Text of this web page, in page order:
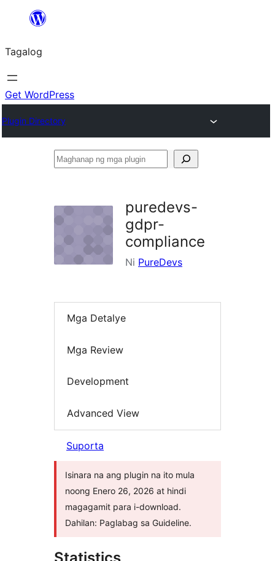
Lumaktaw
sa
content
Tagalog
Get WordPress
Plugin Directory
Maghanap
plugin
puredevs-
gdpr-
compliance
Ni PureDevs
Mga Detalye
Mga Review
Development
Advanced View
Suporta
Isinara na ang plugin na ito mula
noong Enero 26, 2026 at hindi
magagamit para i-download.
Dahilan: Paglabag sa Guideline.